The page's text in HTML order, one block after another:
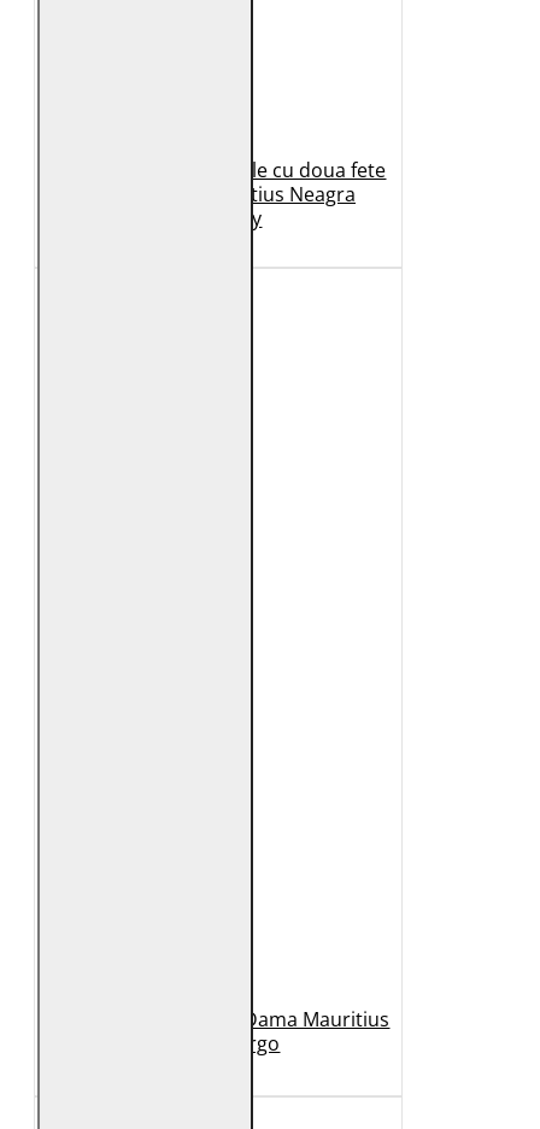
Geaca de Iarna din Piele cu doua fete
Dama 2.0 by Mauritius Neagra
G2WDilay
Geaca Lunga de Piele Dama Mauritius
Bej GWMargo